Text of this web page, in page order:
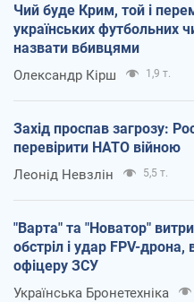
Чий буде Крим, той і
українських футбольних
назвати вбивцями
Олександр Кірш 1,9 т.
Захід проспав загрозу:
перевірити НАТО війною
Леонід Невзлін 5,5 т.
"Варта" та "Новатор"
обстріл і удар FPV-
офіцеру ЗСУ
Українська Бронетехніка